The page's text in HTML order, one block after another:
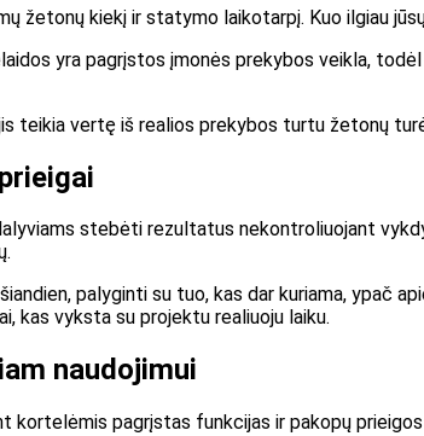
žetonų kiekį ir statymo laikotarpį. Kuo ilgiau
yra pagrįstos įmonės prekybos veikla,
teikia vertę iš realios prekybos turtu žetonų
stebėti rezultatus nekontroliuojant
palyginti su tuo, kas dar kuriama, ypač
kas vyksta su projektu realiuoju laiku.
naudojimui
kortelėmis pagrįstas funkcijas ir pakopų